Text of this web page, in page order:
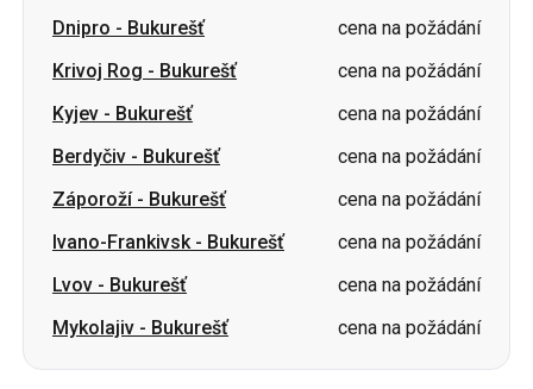
Dnipro - Bukurešť
cena na požádání
Krivoj Rog - Bukurešť
cena na požádání
Kyjev - Bukurešť
cena na požádání
Berdyčiv - Bukurešť
cena na požádání
Záporoží- Bukurešť
cena na požádání
Ivano-Frankivsk- Bukurešť
cena na požádání
Lvov - Bukurešť
cena na požádání
Mykolajiv - Bukurešť cena na požádání